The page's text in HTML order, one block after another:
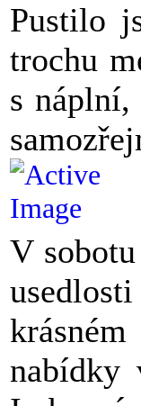
Pustilo
trochu
s náplní,
V
nabídky